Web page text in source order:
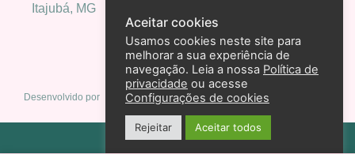
Itajubá, MG
Desenvolvido por
Política de privacidade
Aceitar cookies
Usamos cookies neste site para
melhorar a sua experiência de
navegação. Leia a nossa Política de
privacidade ou acesse
Configurações de cookies
Rejeitar Aceitar todos